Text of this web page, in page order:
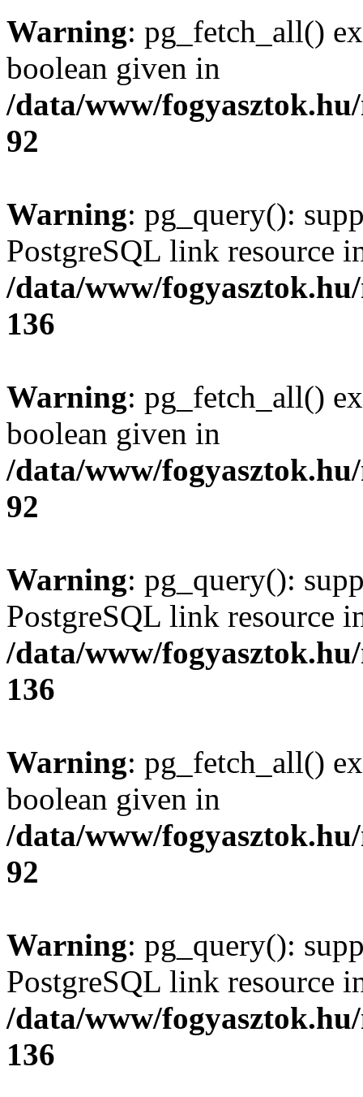
Warning: pg_fetch_all()
boolean given in
/data/www/
92
Warning: pg_query():
PostgreSQL link resource
/data/www/
136
Warning: pg_fetch_all()
boolean given in
/data/www/
92
Warning: pg_query():
PostgreSQL link resource
/data/www/
136
Warning: pg_fetch_all()
boolean given in
/data/www/
92
Warning: pg_query():
PostgreSQL link resource
/data/www/
136